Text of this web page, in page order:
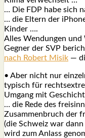
… Die FDP habe sich
… die Eltern der
Kin­der ….
Alles Wen­dun­gen
Geg­ner der SVP
nach Robert Misik —
• Aber nicht nur
typisch für
Umgang mit
… die Rede des
Zusam­men­bruch der
(die Schweiz war
wird zum Anlass